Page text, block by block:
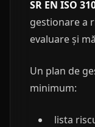
SR EN ISO
gestionare a
evaluare și
Un plan de
minimum:
lista